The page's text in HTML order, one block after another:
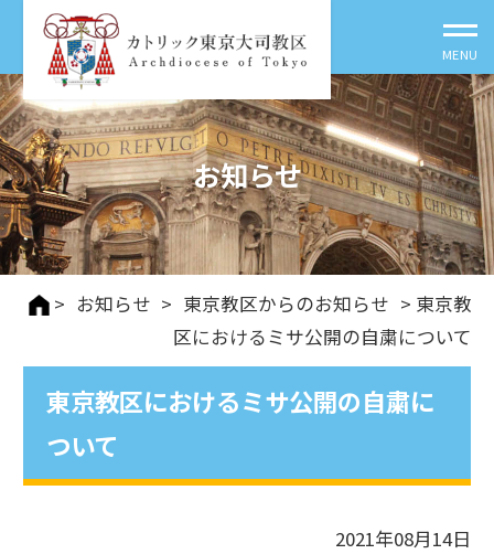
お知らせ
> お知らせ > 東京教区からのお知らせ > 東京教
区におけるミサ公開の自粛について
東京教区におけるミサ公開の自粛に
ついて
2021年08月14日